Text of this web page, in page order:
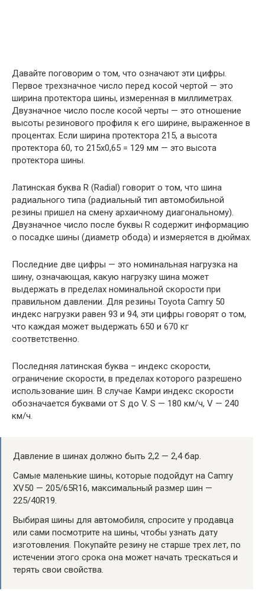
Давайте поговорим о том, что означают эти цифры.
Первое трехзначное число перед косой чертой — это
ширина протектора шины, измеренная в миллиметрах.
Двузначное число после косой черты — это отношение
высоты резинового профиля к его ширине, выраженное в
процентах. Если ширина протектора 215, а высота
протектора 60, то 215х0,65 = 129 мм — это высота
протектора шины.
Латинская буква R (Radial) говорит о том, что шина
радиального типа (радиальный тип автомобильной
резины пришел на смену архаичному диагональному).
Двузначное число после буквы R содержит информацию
о посадке шины (диаметр обода) и измеряется в дюймах.
Последние две цифры — это номинальная нагрузка на
шину, означающая, какую нагрузку шина может
выдержать в пределах номинальной скорости при
правильном давлении. Для резины Toyota Camry 50
индекс нагрузки равен 93 и 94, эти цифры говорят о том,
что каждая может выдержать 650 и 670 кг
соответственно.
Последняя латинская буква – индекс скорости,
ограничение скорости, в пределах которого разрешено
использование шин. В случае Камри индекс скорости
обозначается буквами от S до V. S — 180 км/ч, V — 240
км/ч.
Давление в шинах должно быть 2,2 — 2,4 бар.
Самые маленькие шины, которые подойдут на Camry
XV50 — 205/65R16, максимальный размер шин —
225/40R19.
Выбирая шины для автомобиля, спросите у продавца
или сами посмотрите на шины, чтобы узнать дату
изготовления. Покупайте резину не старше трех лет, по
истечении этого срока она может начать трескаться и
терять свои свойства.